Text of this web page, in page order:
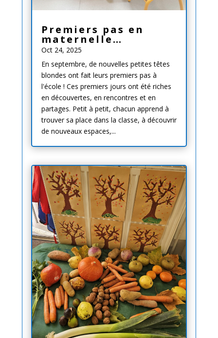
Premiers pas en
maternelle…
Oct 24, 2025
En septembre, de nouvelles petites têtes
blondes ont fait leurs premiers pas à
l'école ! Ces premiers jours ont été riches
en découvertes, en rencontres et en
partages. Petit à petit, chacun apprend à
trouver sa place dans la classe, à découvrir
de nouveaux espaces,...